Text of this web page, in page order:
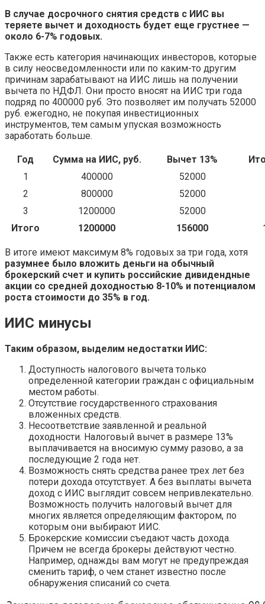
В случае досрочного снятия средств с ИИС вы
теряете вычет и доходность будет еще грустнее —
около 6-7% годовых.
Также есть категория начинающих инвесторов, которые
в силу неосведомленности или по каким-то другим
причинам зарабатывают на ИИС лишь на получении
вычета по НДФЛ. Они просто вносят на ИИС три года
подряд по 400000 руб. Это позволяет им получать 52000
руб. ежегодно, не покупая инвестиционных
инструментов, тем самым упуская возможность
заработать больше.
Год Сумма на ИИС, руб. Вычет 13%
1
400000
52000
2
800000
52000
3
1200000
52000
Итого
1200000 156000
В итоге имеют максимум 8% годовых за три года, хотя
разумнее было вложить деньги на обычный
брокерский счет и купить российские дивидендные
акции со средней доходностью 8-10% и потенциалом
роста стоимости до 35% в год.
ИИС минусы
Таким образом, выделим недостатки ИИС:
Доступность налогового вычета только
определенной категории граждан с официальным
местом работы.
Отсутствие государственного страхования
вложенных средств.
Несоответствие заявленной и реальной
доходности. Налоговый вычет в размере 13%
выплачивается на вносимую сумму разово, а за
последующие 2 года нет.
Возможность снять средства ранее трех лет без
потери дохода отсутствует. А без выплаты вычета
доход с ИИС выглядит совсем непривлекательно.
Возможность получить налоговый вычет для
многих является определяющим фактором, по
которым они выбирают ИИС.
Брокерские комиссии съедают часть дохода.
Причем не всегда брокеры действуют честно.
Например, однажды вам могут не предупреждая
сменить тариф, о чем станет известно после
обнаружения списаний со счета.